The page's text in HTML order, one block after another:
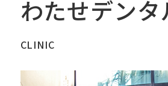
わたせデン
CLINIC